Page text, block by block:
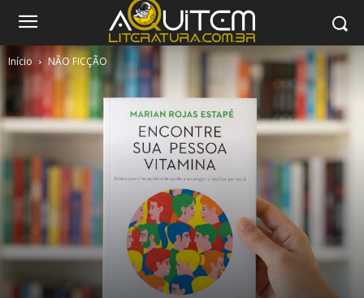
Início NÃO FICÇÃO